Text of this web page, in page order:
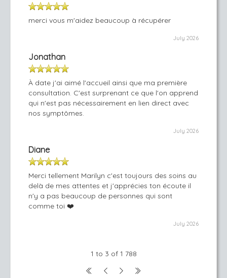
merci vous m'aidez beaucoup à récupérer
July 2026
Jonathan
À date j'ai aimé l'accueil ainsi que ma première
consultation. C'est surprenant ce que l'on apprend
qui n'est pas nécessairement en lien direct avec
nos symptômes.
July 2026
Diane
Merci tellement Marilyn c'est toujours des soins au
delà de mes attentes et j'apprécies ton écoute il
n'y a pas beaucoup de personnes qui sont
comme toi ❤️
July 2026
1 to 3 of 1 788